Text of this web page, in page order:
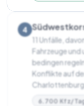
4
11 Unfälle,
Fahrzeuge
bedingen
Konflikte auf
6.700 Kfz/